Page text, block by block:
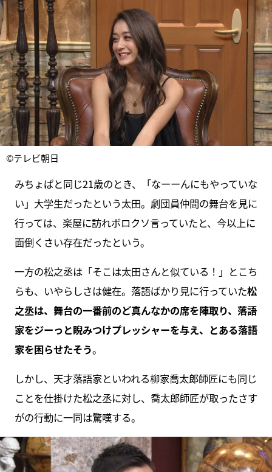
©テレビ朝日
みちょぱと同じ21歳のとき、「なーーんにもやっていな
い」大学生だったという太田。劇団員仲間の舞台を見に
行っては、楽屋に訪れボロクソ言っていたと、今以上に
面倒くさい存在だったという。
一方の松之丞は「そこは太田さんと似ている！」とこち
らも、いやらしさは健在。落語ばかり見に行っていた松
之丞は、舞台の一番前のど真んなかの席を陣取り、落語
家をジーっと睨みつけプレッシャーを与え、とある落語
家を困らせたそう。
しかし、天才落語家といわれる柳家喬太郎師匠にも同じ
ことを仕掛けた松之丞に対し、喬太郎師匠が取ったさす
がの行動に一同は驚嘆する。